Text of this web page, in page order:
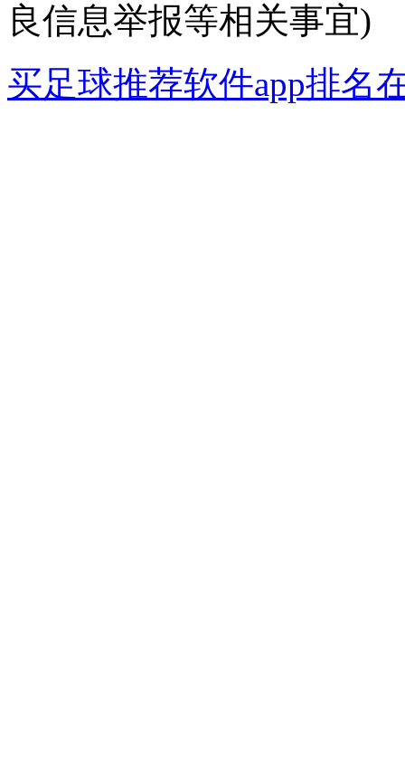
良信息举报等相关事宜)
买足球推荐软件app排名